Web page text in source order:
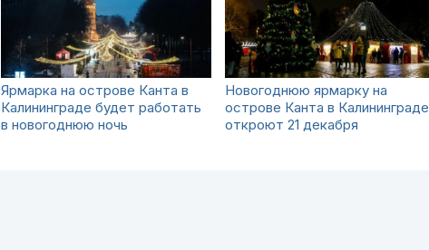
Ярмарка на острове Канта в
Калининграде будет работать
в новогоднюю ночь
Новогоднюю ярмарку на
острове Канта в Калининграде
откроют 21 декабря